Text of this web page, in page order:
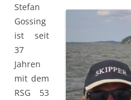
Stefan
Gossing
ist seit
37
Jahren
mit dem
RSG 53